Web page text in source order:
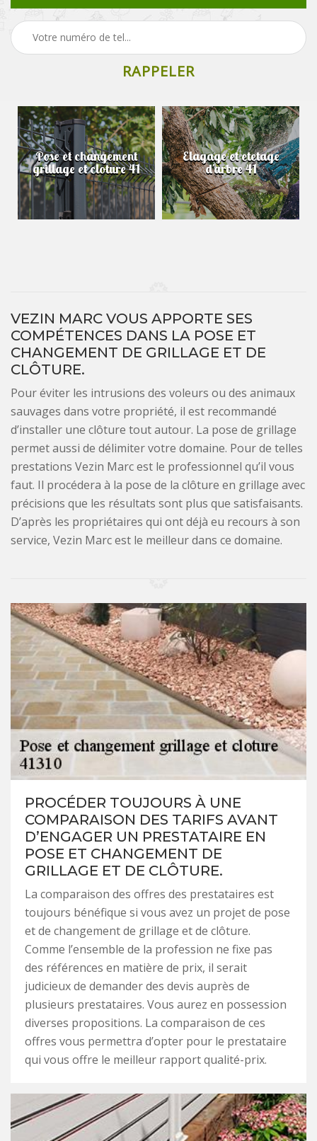
Pose et changement
grillage et cloture 41
Elagage et etetage
d'arbre 41
VEZIN MARC VOUS APPORTE SES
COMPÉTENCES DANS LA POSE ET
CHANGEMENT DE GRILLAGE ET DE
CLÔTURE.
Pour éviter les intrusions des voleurs ou des animaux
sauvages dans votre propriété, il est recommandé
d’installer une clôture tout autour. La pose de grillage
permet aussi de délimiter votre domaine. Pour de telles
prestations Vezin Marc est le professionnel qu’il vous
faut. Il procédera à la pose de la clôture en grillage avec
précisions que les résultats sont plus que satisfaisants.
D’après les propriétaires qui ont déjà eu recours à son
service, Vezin Marc est le meilleur dans ce domaine.
PROCÉDER TOUJOURS À UNE
COMPARAISON DES TARIFS AVANT
D’ENGAGER UN PRESTATAIRE EN
POSE ET CHANGEMENT DE
GRILLAGE ET DE CLÔTURE.
La comparaison des offres des prestataires est
toujours bénéfique si vous avez un projet de pose
et de changement de grillage et de clôture.
Comme l’ensemble de la profession ne fixe pas
des références en matière de prix, il serait
judicieux de demander des devis auprès de
plusieurs prestataires. Vous aurez en possession
diverses propositions. La comparaison de ces
offres vous permettra d’opter pour le prestataire
qui vous offre le meilleur rapport qualité-prix.